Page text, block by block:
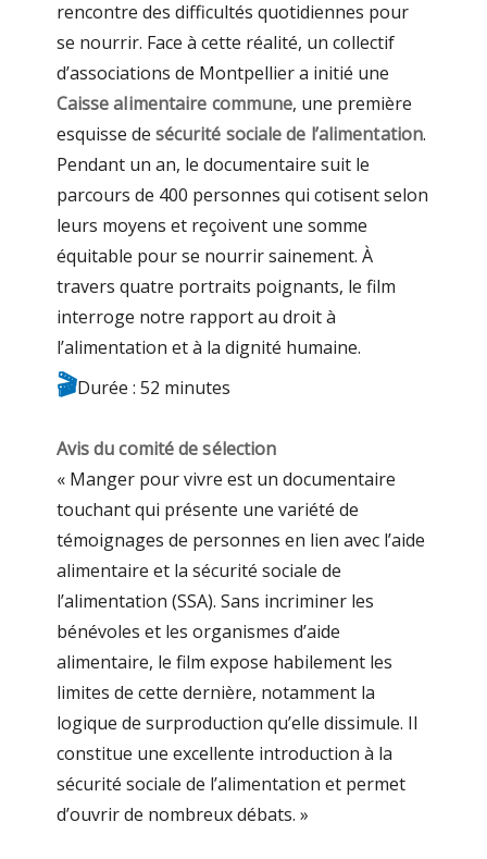
rencontre des difficultés quotidiennes pour
se nourrir. Face à cette réalité, un collectif
d’associations de Montpellier a initié une
Caisse alimentaire commune, une première
esquisse de sécurité sociale de l’alimentation.
Pendant un an, le documentaire suit le
parcours de 400 personnes qui cotisent selon
leurs moyens et reçoivent une somme
équitable pour se nourrir sainement. À
travers quatre portraits poignants, le film
interroge notre rapport au droit à
l’alimentation et à la dignité humaine.
🎬Durée : 52 minutes
Avis du comité de sélection
« Manger pour vivre est un documentaire
touchant qui présente une variété de
témoignages de personnes en lien avec l’aide
alimentaire et la sécurité sociale de
l’alimentation (SSA). Sans incriminer les
bénévoles et les organismes d’aide
alimentaire, le film expose habilement les
limites de cette dernière, notamment la
logique de surproduction qu’elle dissimule. Il
constitue une excellente introduction à la
sécurité sociale de l’alimentation et permet
d’ouvrir de nombreux débats. »